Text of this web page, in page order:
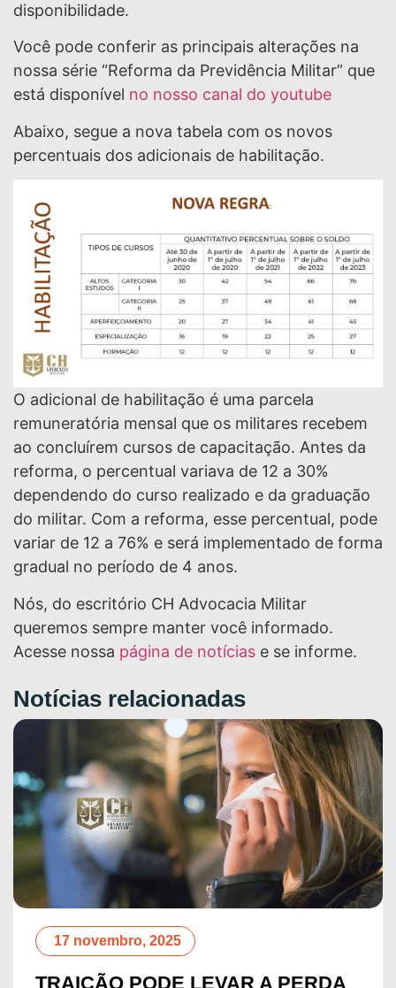
disponibilidade.
Você pode conferir as principais alterações na
nossa série “Reforma da Previdência Militar” que
está disponível no nosso canal do youtube
Abaixo, segue a nova tabela com os novos
percentuais dos adicionais de habilitação.
O adicional de habilitação é uma parcela
remuneratória mensal que os militares recebem
ao concluírem cursos de capacitação. Antes da
reforma, o percentual variava de 12 a 30%
dependendo do curso realizado e da graduação
do militar. Com a reforma, esse percentual, pode
variar de 12 a 76% e será implementado de forma
gradual no período de 4 anos.
Nós, do escritório CH Advocacia Militar
queremos sempre manter você informado.
Acesse nossa página de notícias e se informe.
Notícias relacionadas
2025
PODE LEVAR A PERDA STF